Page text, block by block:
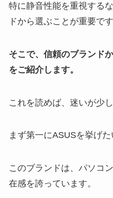
特に静音性能を重視する
ドから選ぶことが重要です
そこで、信頼のブランド
をご紹介します。
これを読めば、迷いが少
まず第一にASUSを挙げた
このブランドは、パソコ
在感を誇っています。